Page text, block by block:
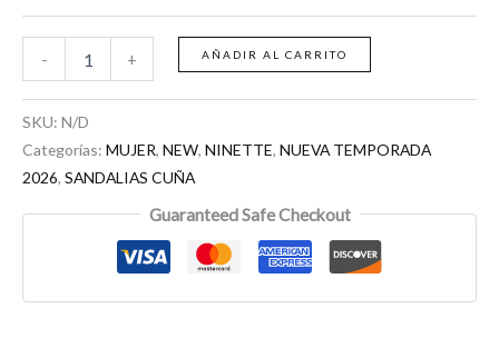
- + AÑADIR AL CARRITO
SKU: N/D
Categorías: MUJER, NEW, NINETTE, NUEVA TEMPORADA
2026, SANDALIAS CUÑA
Guaranteed Safe Checkout